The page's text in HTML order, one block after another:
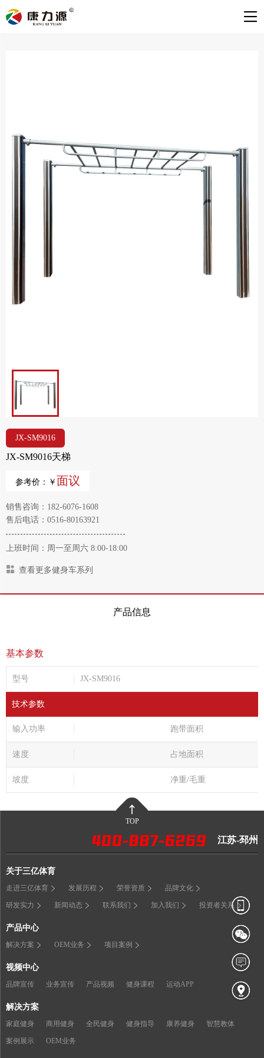
JX-SM9016
JX-SM9016天梯
参考价：￥ 面议
销售咨询：182-6076-1608
售后电话：0516-80163921
上班时间：周一至周六 8:00-18:00
查看更多健身车系列
产品信息
基本参数
型号 JX-SM9016
技术参数
输入功率 跑带面积
速度 占地面积
坡度 净重/毛重
TOP
江苏-邳州
关于三亿体育
走进三亿体育 发展历程 荣誉资质 品牌文化
研发实力 新闻动态 联系我们 加入我们 投资者关系
产品中心
解决方案 OEM业务 项目案例
视频中心
品牌宣传 业务宣传 产品视频 健身课程 运动APP
解决方案
家庭健身 商用健身 全民健身 健身指导 康养健身 智慧教体
案例展示 OEM业务